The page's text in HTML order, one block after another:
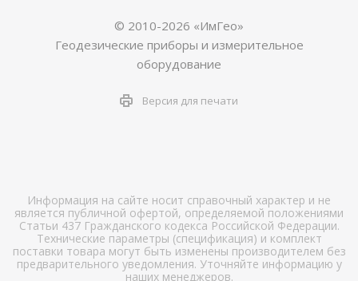
© 2010-2026 «ИмГео»
Геодезические приборы и измерительное
оборудование
Версия для печати
Информация на сайте носит справочный характер и не
является публичной офертой, определяемой положениями
Статьи 437 Гражданского кодекса Российской Федерации.
Технические параметры (спецификация) и комплект
поставки товара могут быть изменены производителем без
предварительного уведомления. Уточняйте информацию у
наших менеджеров.